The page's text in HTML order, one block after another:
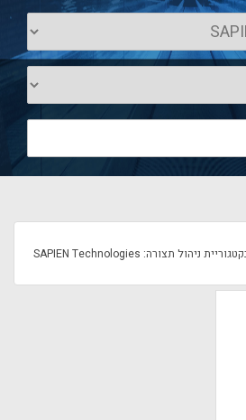
SAPIEN Technologies בקטגוריית ניהול תצורה: SAPIEN Technologies